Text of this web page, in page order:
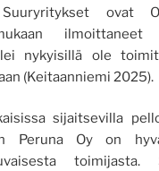
ovat
ilmoittaneet
nykyisillä ole
(Keitaanniemi 2025).
sijaitsevilla
Peruna Oy on